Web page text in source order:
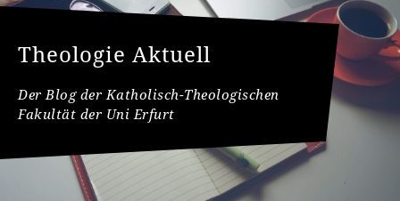
Theologie Aktuell
Der Blog der Katholisch-Theologischen
Fakultät der Uni Erfurt